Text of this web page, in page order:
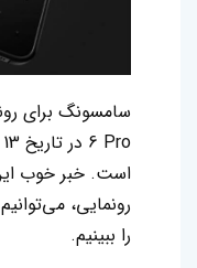
است. خبر خوب
رونمایی،
را ببینیم.